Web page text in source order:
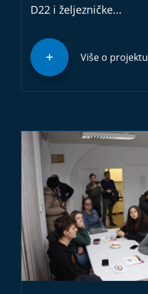
D22 i željezničke...
Više o projektu